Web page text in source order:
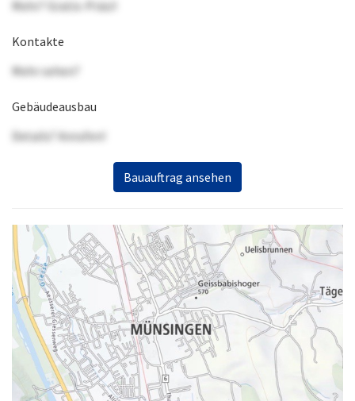
Mehr? Gratis-Präsi!
Kontakte
Mehr sehen?
Gebäudeausbau
Details? Anrufen!
Bauauftrag ansehen